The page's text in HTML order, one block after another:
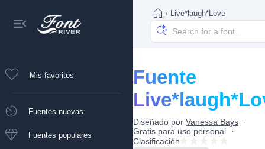
Mis favoritos
Fuentes nuevas
Fuentes populares
› Live*laugh*Love
Fuente
Diseñado por Vanessa Bays
Gratis para uso personal
Clasificación